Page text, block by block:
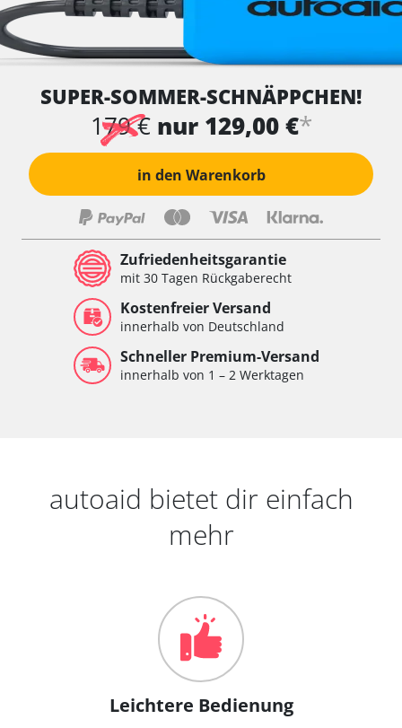
SUPER-SOMMER-SCHNÄPPCHEN!
179 € nur 129,00 €*
in den Warenkorb
Zufriedenheitsgarantie
mit 30 Tagen Rückgaberecht
Kostenfreier Versand
innerhalb von Deutschland
Schneller Premium-Versand
innerhalb von 1 – 2 Werktagen
autoaid bietet dir einfach
mehr
Leichtere Bedienung